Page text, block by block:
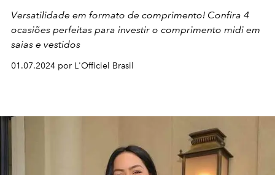
Versatilidade em formato de comprimento! Confira 4
ocasiões perfeitas para investir o comprimento midi em
saias e vestidos
01.07.2024 por L'Officiel Brasil